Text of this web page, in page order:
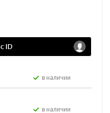
в наличии
в наличии